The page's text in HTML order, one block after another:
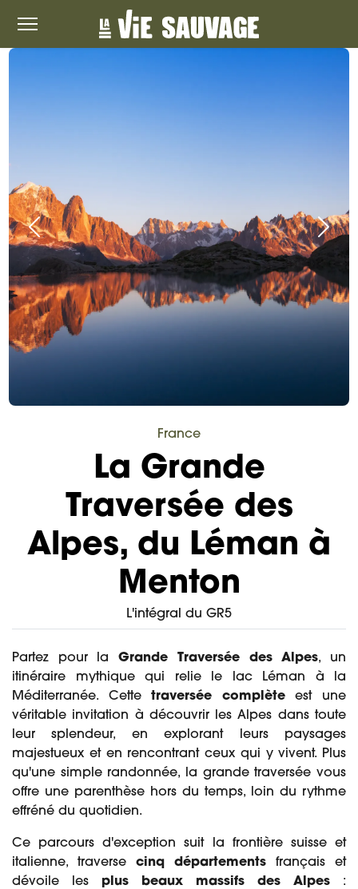
France
La Grande
Traversée des
Alpes, du Léman à
Menton
L'intégral du GR5
Partez pour laGrande Traversée des Alpes, un
itinéraire mythique qui relie le lac Léman à la
Méditerranée. Cettetraversée complèteest une
véritable invitation à découvrir les Alpes dans toute
leur splendeur, en explorant leurs paysages
majestueux et en rencontrant ceux qui y vivent. Plus
qu'une simple randonnée, la grande traversée vous
offre une parenthèse hors du temps, loin du rythme
effréné du quotidien.
Ce parcours d'exception suit la frontière suisse et
italienne, traverse cinq départements français et
dévoile les plus beaux massifs des Alpes :